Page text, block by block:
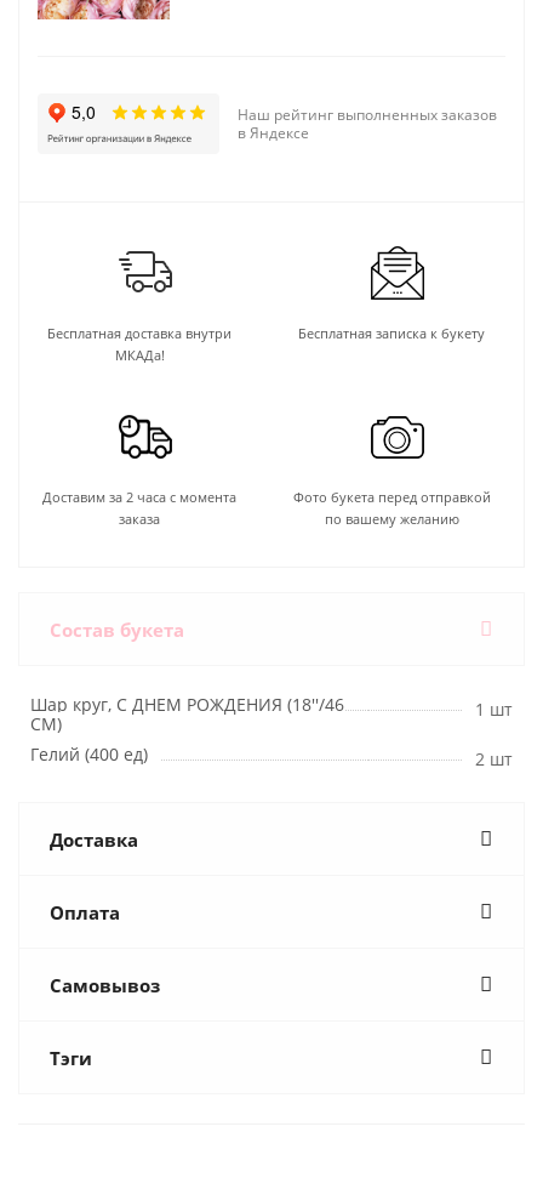
Наш рейтинг выполненных заказов
в Яндексе
Бесплатная доставка внутри
МКАДа!
Бесплатная записка к букету
Доставим за 2 часа с момента
заказа
Фото букета перед отправкой
по вашему желанию
Состав букета
Шар круг, С ДНЕМ РОЖДЕНИЯ (18''/46
СМ)
1 шт
Гелий (400 ед)
2 шт
Доставка
Оплата
Самовывоз
Тэги